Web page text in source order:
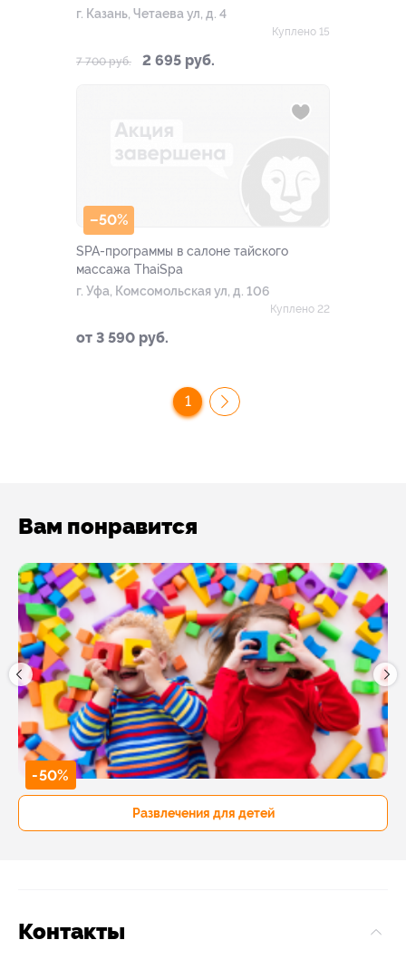
г. Казань, Четаева ул, д. 4
7 700 руб. 2 695 руб.
Куплено 15
–50%
SPA-программы в салоне тайского
массажа ThaiSpa
г. Уфа, Комсомольская ул, д. 106
от 3 590 руб.
Куплено 22
1
Вам понравится
-50%
Развлечения для детей
Контакты